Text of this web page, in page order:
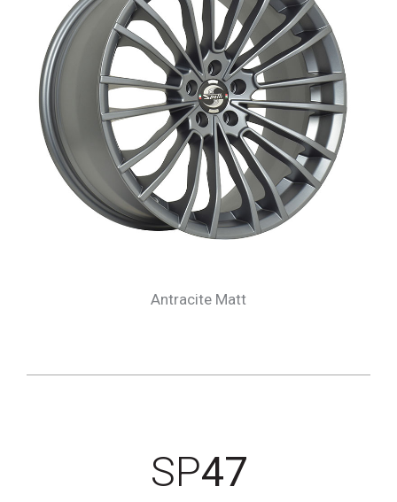
Antracite Matt
SP47